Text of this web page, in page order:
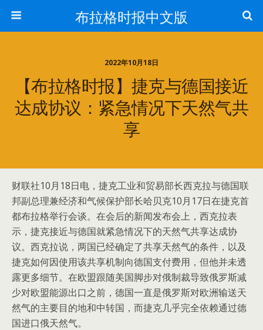
布拉格时报中文版
2022年10月18日
【布拉格时报】捷克与德国接近
达成协议：紧急情况下天然气共
享
财联社10月18日电，捷克工业和贸易部长西克拉与德国联
邦副总理兼经济和气候保护部长哈贝克10月17日在捷克首
都布拉格举行会谈。在会后的新闻发布会上，西克拉表
示，捷克接近与德国就紧急情况下的天然气共享达成协
议。西克拉说，两国已经确定了共享天然气的条件，以及
捷克如何因使用该共享机制向德国支付费用，但他并未透
露更多细节。在欧盟跟随美国脚步对俄制裁导致俄罗斯减
少对欧盟能源出口之前，德国一直是俄罗斯对欧洲输送天
然气的主要目的地和中转国，而捷克几乎完全依赖通过德
国进口俄天然气。